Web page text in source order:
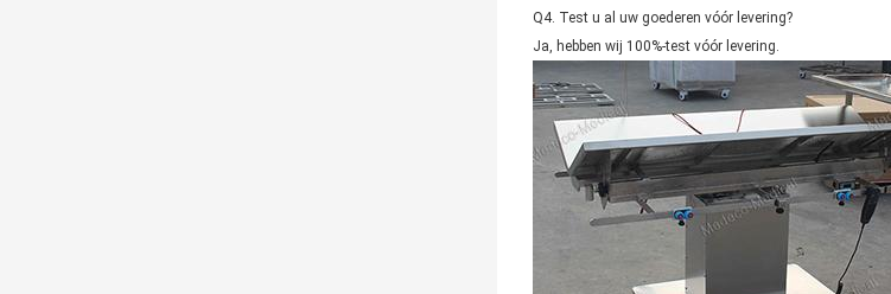
Q4. Test u al uw goederen vóór levering?
Ja, hebben wij 100%-test vóór levering.